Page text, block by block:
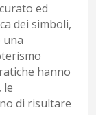
ed
dei simboli,
una
hanno
le
di risultare